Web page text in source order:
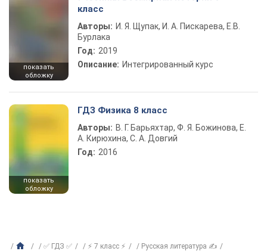
показать
обложку
класс
Авторы: И. Я. Щупак, И. А. Пискарева, Е.В.
Бурлака
Год: 2019
Описание: Интегрированный курс
показать
обложку
ГДЗ Физика 8 класс
Авторы: В. Г. Барьяхтар, Ф. Я. Божинова, Е.
А. Кирюхина, С. А. Довгий
Год: 2016
✅ ГДЗ ✅ ⚡ 7 класс ⚡
Русская литература ✍